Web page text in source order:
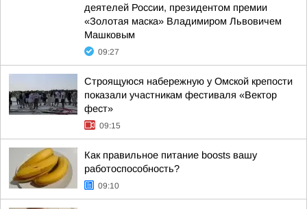
деятелей России, президентом премии
«Золотая маска» Владимиром Львовичем
Машковым
09:27
Строящуюся набережную у Омской крепости
показали участникам фестиваля «Вектор
фест»
09:15
Как правильное питание boosts вашу
работоспособность?
09:10